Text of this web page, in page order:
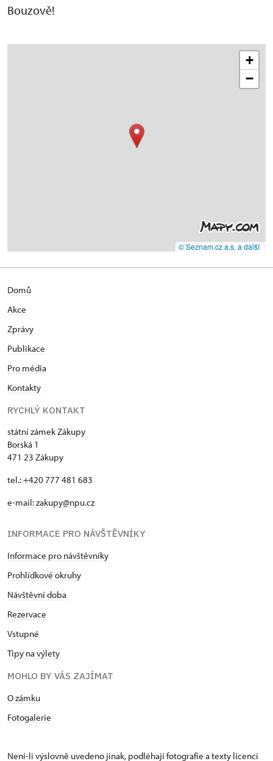
Bouzově!
+
−
© Seznam.cz a.s. a další
Domů
Akce
Zprávy
Publikace
Pro média
Kontakty
RYCHLÝ KONTAKT
státní zámek Zákupy
Borská 1
471 23 Zákupy
tel.: +420 777 481 683
e-mail: zakupy@npu.cz
INFORMACE PRO NÁVŠTĚVNÍKY
Informace pro návštěvníky
Prohlídkové okruhy
Návštěvní doba
Rezervace
Vstupné
Tipy na výlety
MOHLO BY VÁS ZAJÍMAT
O zámku
Fotogalerie
Není-li výslovně uvedeno jinak, podléhají fotografie a texty licenci